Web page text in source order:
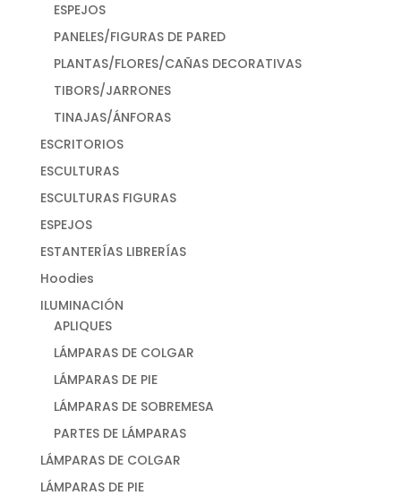
ESPEJOS
PANELES/FIGURAS DE PARED
PLANTAS/FLORES/CAÑAS DECORATIVAS
TIBORS/JARRONES
TINAJAS/ÁNFORAS
ESCRITORIOS
ESCULTURAS
ESCULTURAS FIGURAS
ESPEJOS
ESTANTERÍAS LIBRERÍAS
Hoodies
ILUMINACIÓN
APLIQUES
LÁMPARAS DE COLGAR
LÁMPARAS DE PIE
LÁMPARAS DE SOBREMESA
PARTES DE LÁMPARAS
LÁMPARAS DE COLGAR
LÁMPARAS DE PIE